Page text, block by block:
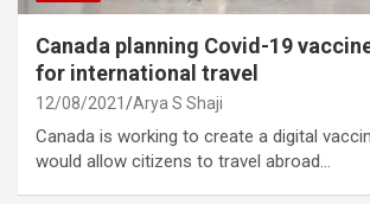
Canada planning Covid-19
for international travel
12/08/2021 Arya S Shaji
Canada is working to create a digital
would allow citizens to travel abroad…